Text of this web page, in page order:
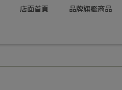
店面首頁 品牌旗艦商品